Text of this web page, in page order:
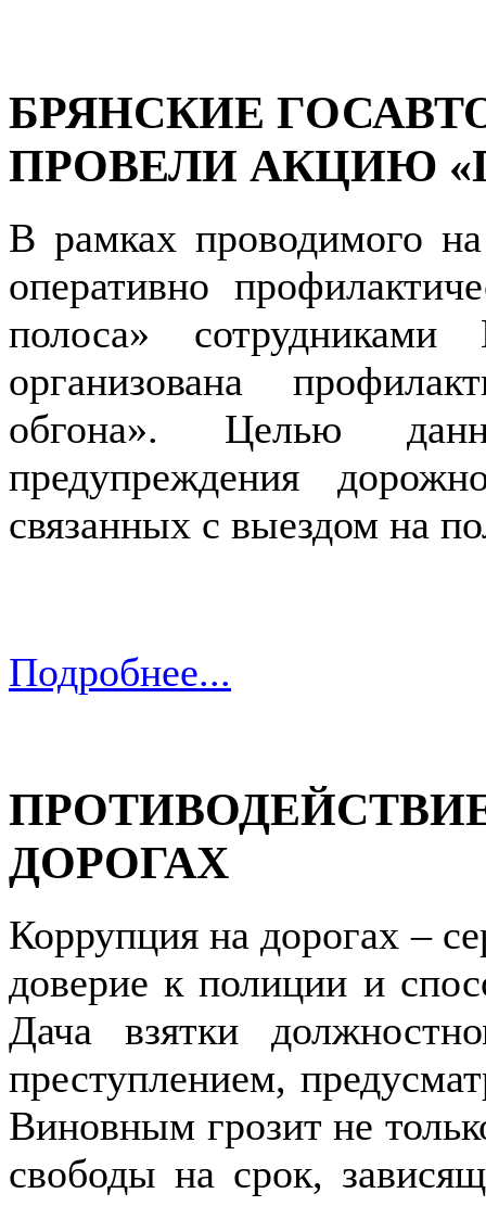
БРЯНСКИЕ
ПРОВЕЛИ АКЦИЮ
В рамках проводимого
оперативно
полоса» сотрудниками
организована
обгона». Целью
предупреждения
связанных с выездом на
Подробнее...
ДОРОГАХ
Коррупция на дорогах –
доверие к полиции и
Дача взятки
преступлением,
Виновным грозит не
свободы на срок,